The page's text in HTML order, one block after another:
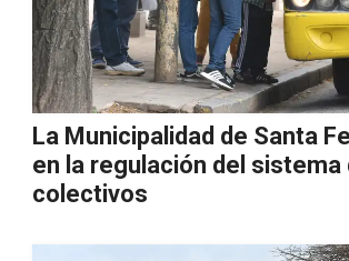
La Municipalidad de Santa
en la regulación del sistema
colectivos